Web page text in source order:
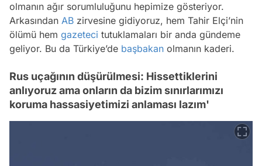
olmanın ağır sorumluluğunu hepimize gösteriyor.
Arkasından AB zirvesine gidiyoruz, hem Tahir Elçi’nin
ölümü hem gazeteci tutuklamaları bir anda gündeme
geliyor. Bu da Türkiye’de başbakan olmanın kaderi.
Rus uçağının düşürülmesi: Hissettiklerini
anlıyoruz ama onların da bizim sınırlarımızı
koruma hassasiyetimizi anlaması lazım'